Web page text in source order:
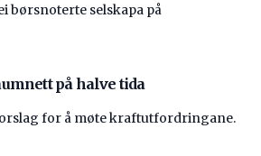
børsnoterte selskapa på
på halve tida
for å møte kraftutfordringane.